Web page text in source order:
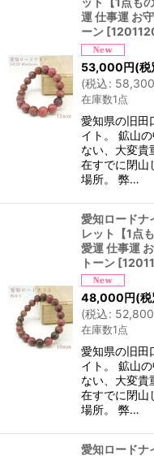
運 仕事運 お
ーン [
53,000円(税
(税込: 58,300
在庫数1点
愛知県の旧田
イト。 鉱山
ない、大変貴
在すでに閉山
場所。 弊…
愛知ロードナ
レット【1点
愛運 仕事運
トーン [
48,000円(税
(税込: 52,800
在庫数1点
愛知県の旧田
イト。 鉱山
ない、大変貴
在すでに閉山
場所。 弊…
愛知ロードナ